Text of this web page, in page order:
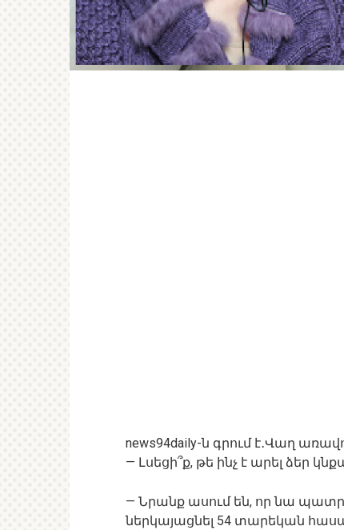
news94daily-ն գրում է․Վաղ
— Լսեցի՞ք, թե ինչ է արել ձեր
— Նրանք ասում են, որ նա
ներկայացնել 54 տարեկան